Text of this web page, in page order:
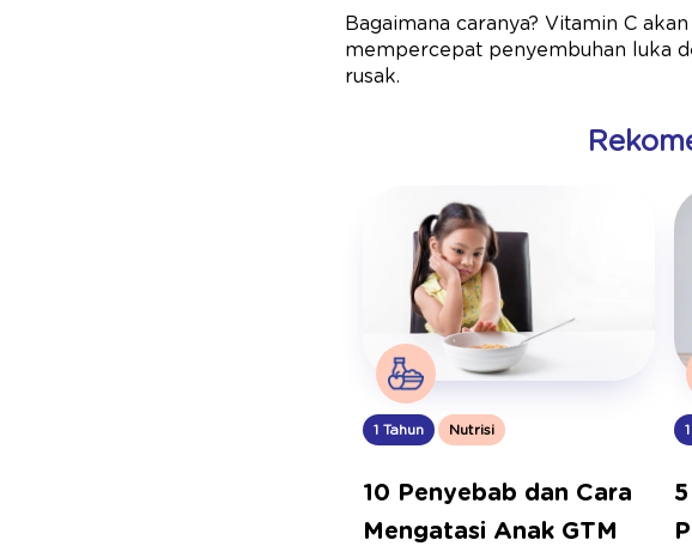
Bagaimana caranya? Vitamin C
mempercepat penyembuhan luka
rusak.
1 Tahun Nutrisi
10 Penyebab dan Cara
Mengatasi Anak GTM